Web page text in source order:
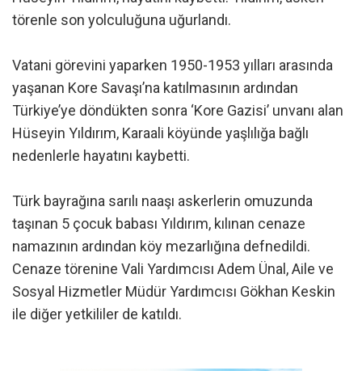
törenle son yolculuğuna uğurlandı.
Vatani görevini yaparken 1950-1953 yılları arasında
yaşanan Kore Savaşı’na katılmasının ardından
Türkiye’ye döndükten sonra ‘Kore Gazisi’ unvanı alan
Hüseyin Yıldırım, Karaali köyünde yaşlılığa bağlı
nedenlerle hayatını kaybetti.
Türk bayrağına sarılı naaşı askerlerin omuzunda
taşınan 5 çocuk babası Yıldırım, kılınan cenaze
namazının ardından köy mezarlığına defnedildi.
Cenaze törenine Vali Yardımcısı Adem Ünal, Aile ve
Sosyal Hizmetler Müdür Yardımcısı Gökhan Keskin
ile diğer yetkililer de katıldı.